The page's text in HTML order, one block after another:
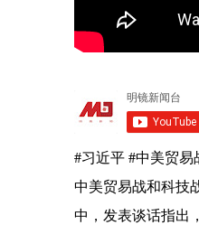
#习近平 #中美贸
中美贸易战和科技
中，发表谈话指出